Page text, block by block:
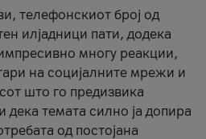
телефонскиот број од
илјадници пати, додека
многу реакции,
на социјалните мрежи и
што го предизвика
дека темата силно ја допира
од постојана